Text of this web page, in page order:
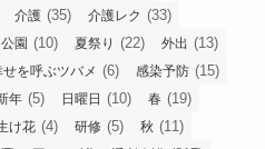
介護 (35) 介護レク (33)
園 (10) 夏祭り (22) 外出 (13)
せを呼ぶツバメ (6) 感染予防 (15)
年 (5) 日曜日 (10) 春 (19)
け花 (4) 研修 (5) 秋 (11)